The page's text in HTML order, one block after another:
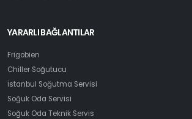
YARARLI BAĞLANTILAR
Frigobien
Chiller Soğutucu
İstanbul Soğutma Servisi
Soğuk Oda Servisi
Soğuk Oda Teknik Servis